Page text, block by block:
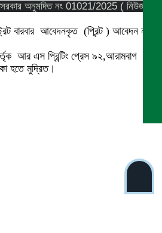
সরকার অনুমদিত নং 01021/2025 ( নিউজ
বারবার আবেদনকৃত (প্রিন্ট ) আবেদন নং
আর এস প্রিন্টিং প্রেস ৯২,আরামবাগ
হতে মুদ্রিত।